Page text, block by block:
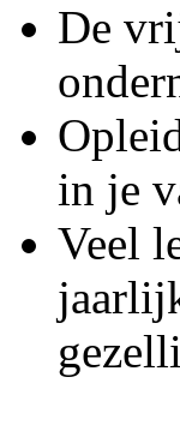
De
in je
Veel